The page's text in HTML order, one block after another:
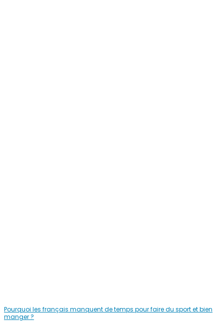
Pourquoi les français manquent de temps pour faire du sport et bien
manger ?